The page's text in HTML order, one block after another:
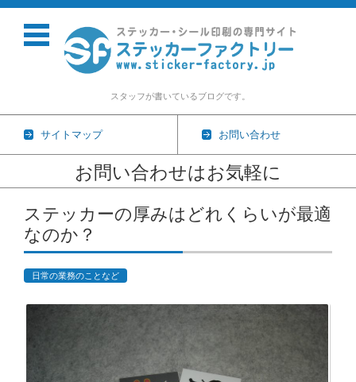
スタッフが書いているブログです。
サイトマップ お問い合わせ
お問い合わせはお気軽に
コンテンツに移動
ステッカーの厚みはどれくらいが最適
なのか？
日常の業務のことなど